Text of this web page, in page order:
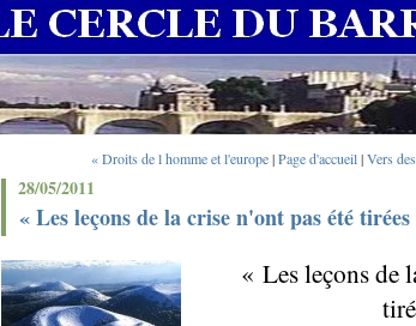
« Droits de l homme et l'europe|Page d'accueil|Vers
28/05/2011
« Les leçons de la crise n'ont pas été
« Les leçons de